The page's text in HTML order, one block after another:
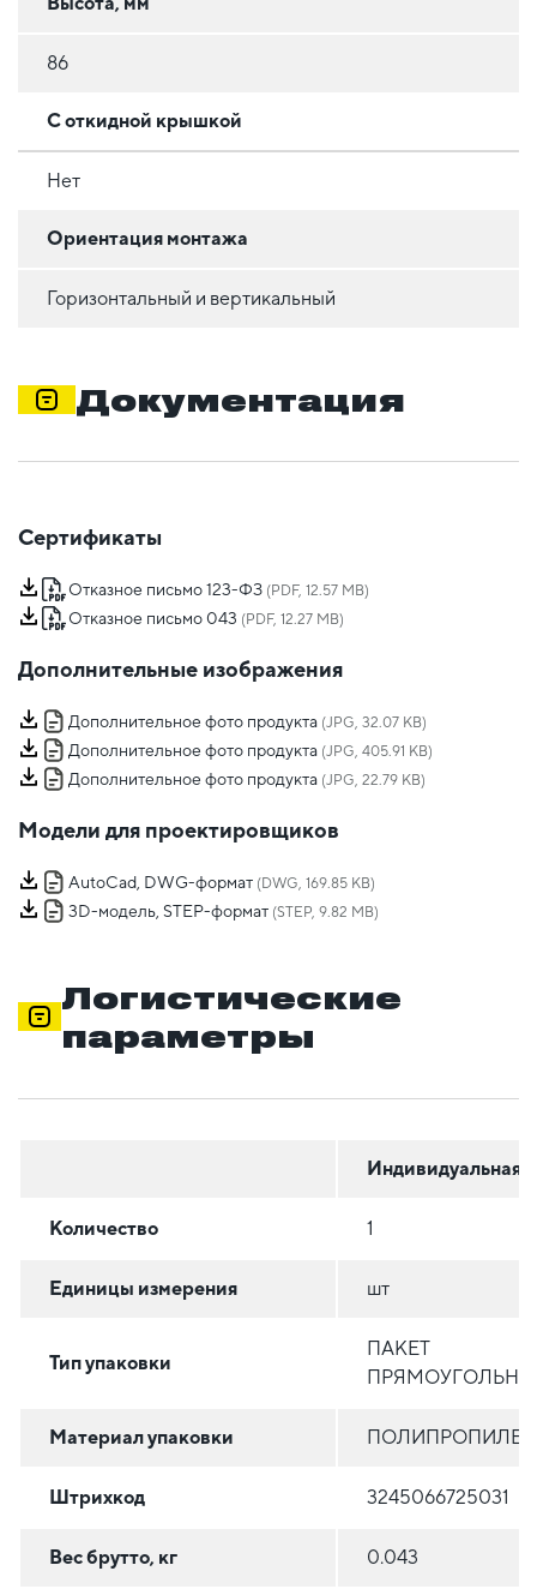
86
С откидной крышкой
Нет
Ориентация монтажа
Горизонтальный и вертикальный
Документация
Сертификаты
Отказное письмо 123-ФЗ (PDF, 12.57 MB)
Отказное письмо 043 (PDF, 12.27 MB)
Дополнительные изображения
Дополнительное фото продукта (JPG, 32.07 KB)
Дополнительное фото продукта (JPG, 405.91 KB)
Дополнительное фото продукта (JPG, 22.79 KB)
Модели для проектировщиков
AutoCad, DWG-формат (DWG, 169.85 KB)
3D-модель, STEP-формат (STEP, 9.82 MB)
Логистические
параметры
Индивидуальная
Количество 1
Единицы измерения шт
Тип упаковки
ПАКЕТ
Материал упаковки ПОЛИПРОПИЛЕН
Штрихкод 3245066725031
Вес брутто, кг 0.043